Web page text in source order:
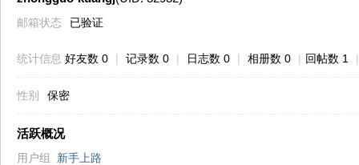
邮箱状态 已验证
统计信息 好友数 0 | 记录数 0 | 日志数 0 | 相册数 0 | 回帖数 1 |
性别 保密
活跃概况
用户组 新手上路